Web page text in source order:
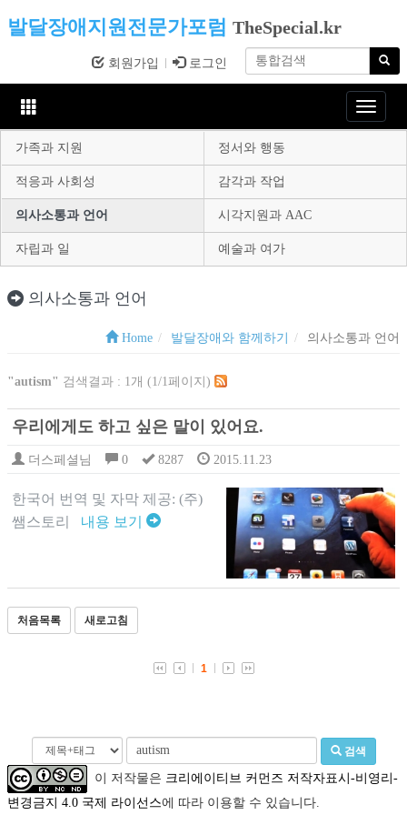
발달장애지원전문가포럼 TheSpecial.kr
회원가입 로그인
Toggle
가족과 지원
정서와 행동
적응과 사회성 감각과 작업
의사소통과 언어 시각지원과 AAC
자립과 일 예술과 여가
의사소통과 언어
Home 발달장애와 함께하기 의사소통과 언어
"autism" 검색결과 : 1개 (1/1페이지)
우리에게도 하고 싶은 말이 있어요.
더스페셜님 0 8287 2015.11.23
한국어 번역 및 자막 제공: (주)
쌤스토리 내용 보기
처음목록 새로고침
1
검색
이 저작물은 크리에이티브 커먼즈 저작자표시-비영리-
변경금지 4.0 국제 라이선스에 따라 이용할 수 있습니다.